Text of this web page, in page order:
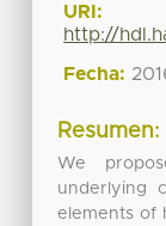
URI:
http://
Fecha:
Resumen:
We
underlying
elements of